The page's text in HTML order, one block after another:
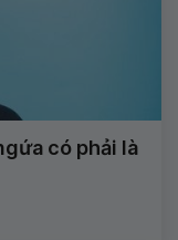
có phải là